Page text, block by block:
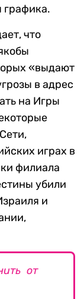
графика.
что
«выдают
в адрес
на Игры
играх в
филиала
убили
и
от